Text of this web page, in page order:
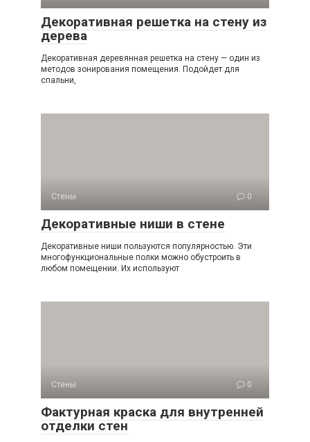
Декоративная решетка на стену из
дерева
Декоративная деревянная решетка на стену — один из
методов зонирования помещения. Подойдет для
спальни,
Стены 0
Декоративные ниши в стене
Декоративные ниши пользуются популярностью. Эти
многофункциональные полки можно обустроить в
любом помещении. Их используют
Стены 0
Фактурная краска для внутренней
отделки стен